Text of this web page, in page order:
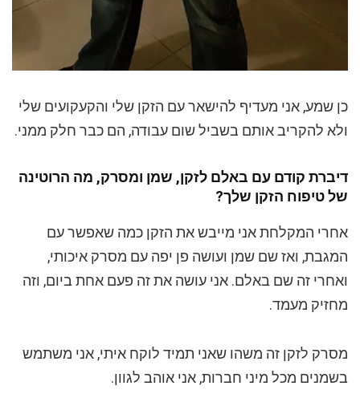
כן שמע, אני מעדיף להישאר עם הזקן שלי והקעקועים שלי
ולא להקריב אותם בשביל שום עבודה, הם כבר חלק ממני.
דיברת קודם עם באלם לזקן, שמן ומסרק, מה הרוטינה
של טיפוח הזקן שלך?
אחרי המקלחת אני מייבש את הזקן כמה שאפשר עם
המגבת, ואז שם שמן ועושה פן יפה עם מסרק איכותי,
ואחרי זה שם באלם. אני עושה את זה פעם אחת ביום, וזה
מחזיק מעמד.
מסרק לזקן זה משהו שאני תמיד לוקח איתי, אני משתמש
בשמנים מכל מיני חברות, אני אוהב לגוון.